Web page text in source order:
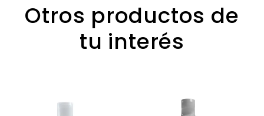
Otros productos de
tu interés